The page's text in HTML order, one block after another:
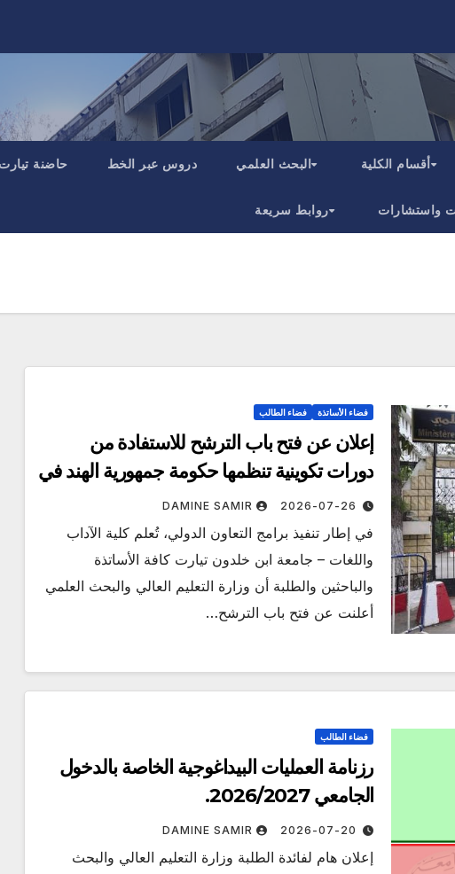
أقسام الكلية البحث العلمي دروس عبر الخط حاضنة
واستشارات روابط سريعة
فضاء الأساتذة فضاء الطالب
إعلان عن فتح باب الترشح للاستفادة من
دورات تكوينية تنظمها حكومة جمهورية الهند في
إطار برنامج التعاون الفني والاقتصادي الهندي
(ITEC)
2026-07-26
DAMINE SAMIR
في إطار تنفيذ برامج التعاون الدولي، تُعلم كلية الآداب
واللغات – جامعة ابن خلدون تيارت كافة الأساتذة
والباحثين والطلبة أن وزارة التعليم العالي والبحث العلمي
أعلنت عن فتح باب الترشح…
فضاء الطالب
رزنامة العمليات البيداغوجية الخاصة بالدخول
الجامعي 2026/2027.
2026-07-20
DAMINE SAMIR
إعلان هام لفائدة الطلبة وزارة التعليم العالي والبحث